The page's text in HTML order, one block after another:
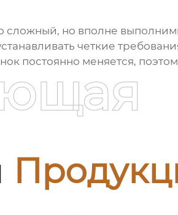
сложный, но вполне
четкие
постоянно меняется,